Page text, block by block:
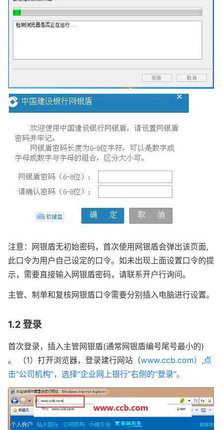
注意：网银盾无初始密码，首次使用网银盾会弹出该页面,
此口令为用户自己设定的口令。如未出现上面设置口令的提
示，需要直接输入网银盾密码，请联系开户行询问。
主管、制单和复核网银盾口令需要分别插入电脑进行设置。
1.2 登录
首次登录，插入主管网银盾(通常网银盾编号尾号最小的)
。 （1）打开浏览器，登录建行网站（www.ccb.com）,点
击“公司机构”，选择“企业网上银行”右侧的“登录”。